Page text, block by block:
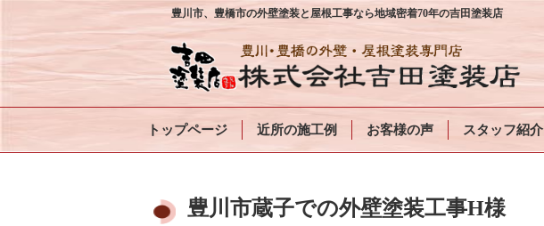
豊川市、豊橋市の外壁塗装と屋根工事なら地域密着70年の吉田塗装店
トップページ 近所の施工例 お客様の声 スタッフ紹介
豊川市蔵子での外壁塗装工事H様